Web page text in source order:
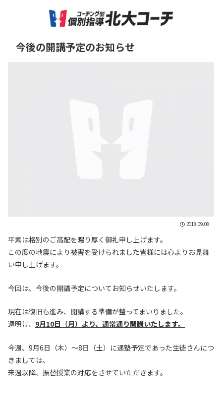
今後の開講予定のお知らせ
2018.09.08
平素は格別のご高配を賜り厚く御礼申し上げます。
この度の地震により被害を受けられました皆様には心よりお見舞
い申し上げます。
今回は、今後の開講予定についてお知らせいたします。
現在は復旧も進み、開講する準備が整ってまいりました。
週明け、 9月10日（月）より、通常通り開講いたします。
今週、9月6日（木）〜8日（土）に通塾予定であった生徒さんにつ
きましては、
来週以降、振替授業の対応をさせていただきます。